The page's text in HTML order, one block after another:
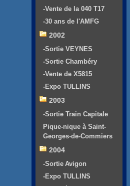
-Vente de la 040 T17
-30 ans de l'AMFG
2002
-Sortie VEYNES
-Sortie Chambéry
-Vente de X5815
-Expo TULLINS
2003
-Sortie Train Capitale
Pique-nique à Saint-
Georges-de-Commiers
2004
-Sortie Avigon
-Expo TULLINS